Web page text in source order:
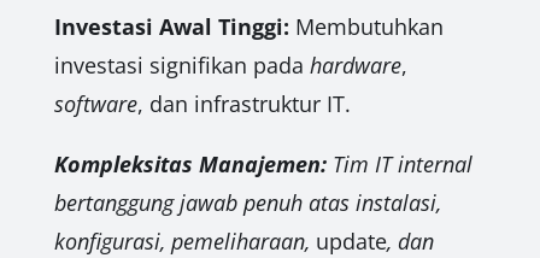
Investasi Awal Tinggi: Membutuhkan
investasi signifikan pada hardware,
software, dan infrastruktur IT.
Kompleksitas Manajemen:Tim IT internal
bertanggung jawab penuh atas instalasi,
konfigurasi, pemeliharaan, update, dan